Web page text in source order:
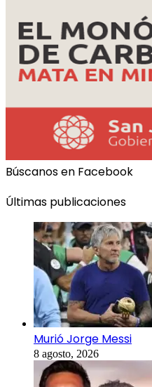
Búscanos en Facebook
Últimas publicaciones
Murió Jorge Messi
8 agosto, 2026